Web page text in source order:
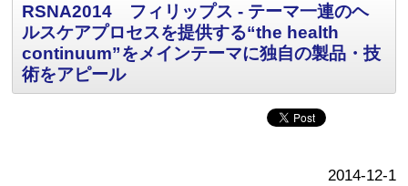
RSNA2014 フィリップス - テーマ一連のヘ
ルスケアプロセスを提供する“the health
continuum”をメインテーマに独自の製品・技
術をアピール
2014-12-1